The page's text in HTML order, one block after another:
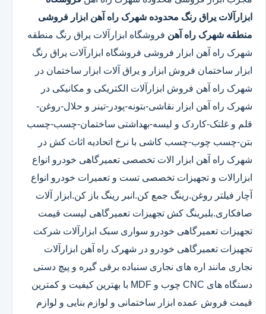
ابزارآلات یراق رنگ محدوده شهرک راه آهن ابزار فروشی
منطقه شهرک راه آهن فروشگاه ابزارآلات یراق رنگ منطقه
شهرک راه آهن ابزار فروشی فروشگاه ابزارآلات یراق رنگ
ابزار ساختمان فروش ابزار و یراق آلات ابزار ساختمان در
شهرک راه آهن فروش ابزارآلات الکتریکی و مکانیکی در
شهرک راه آهن ابزار نقاشی-بتونه-پودر-تینر و حلال-روغن-
قلم و غلتک-کاردک و لیسه-بهداشتی ساختمان-چسب-چسب
بتن-چسب چوب-چسب کاشی با نرخ اتحادیه اثاث کش در
شهرک راه آهن ابزار الات تخصصی تعمیرگاهی خودرو انواع
ابزارالات و تجهیزات تخصصی تست و تعمیرات خودرو انواع
آچار فیلتر روغن.رینگ جمع کن.انبر رینگ باز کن.ابزار آلات
صافکاری.بلبرینگ کش تجهیزات تعمیرگاهی لیست قیمت
تجهیزات تعمیرگاهی خودرو سواری سبک ابزارآلات شرکت
تجهیزات تعمیرگاهی خودرو در شهرک راه آهن ابزارآلات
نجاری مانند اره های نجاری سنباده برقی گیره و پیچ دستی
دستگاه های CNC چوب و MDF با بهترین کیفیت و کمترین
قیمت فروش عمده ابزار ساختمانی و لوازم بنایی و لوازم